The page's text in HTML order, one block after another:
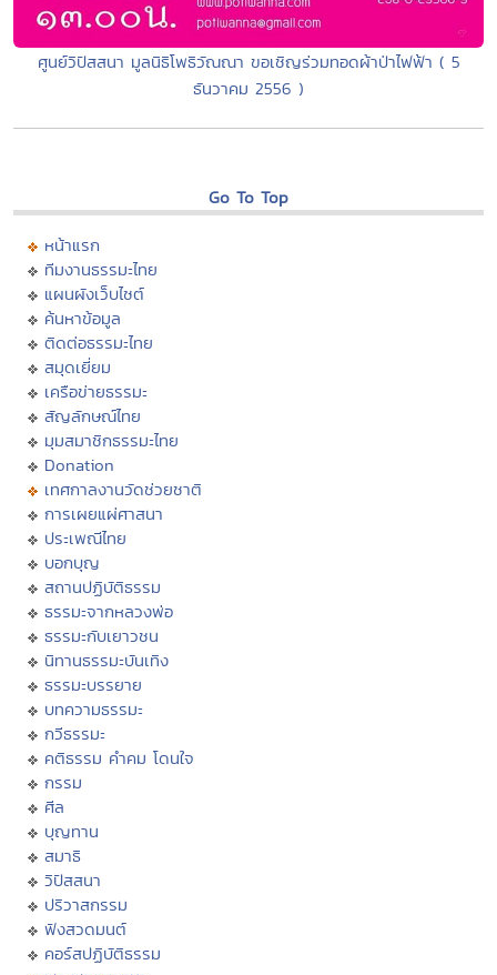
ศูนย์วิปัสสนา มูลนิธิโพธิวัณณา ขอเชิญร่วมทอดผ้าป่าไฟฟ้า ( 5
ธันวาคม 2556 )
Go To Top
หน้าแรก
ทีมงานธรรมะไทย
แผนผังเว็บไซต์
ค้นหาข้อมูล
ติดต่อธรรมะไทย
สมุดเยี่ยม
เครือข่ายธรรมะ
สัญลักษณ์ไทย
มุมสมาชิกธรรมะไทย
Donation
เทศกาลงานวัดช่วยชาติ
การเผยแผ่ศาสนา
ประเพณีไทย
บอกบุญ
สถานปฏิบัติธรรม
ธรรมะจากหลวงพ่อ
ธรรมะกับเยาวชน
นิทานธรรมะบันเทิง
ธรรมะบรรยาย
บทความธรรมะ
กวีธรรมะ
คติธรรม คำคม โดนใจ
กรรม
ศีล
บุญทาน
สมาธิ
วิปัสสนา
ปริวาสกรรม
ฟังสวดมนต์
คอร์สปฏิบัติธรรม